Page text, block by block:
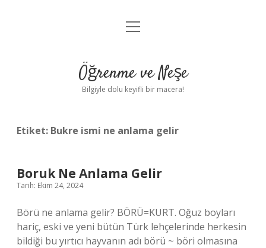
Anasayfa
Yasal Uyarı
menüyü
Öğrenme ve Neşe
Bilgiyle dolu keyifli bir macera!
Etiket: Bukre ismi ne anlama gelir
Boruk Ne Anlama Gelir
Tarih: Ekim 24, 2024
Börü ne anlama gelir? BÖRÜ=KURT. Oğuz boyları
hariç, eski ve yeni bütün Türk lehçelerinde herkesin
bildiği bu yırtıcı hayvanın adı börü ~ böri olmasına